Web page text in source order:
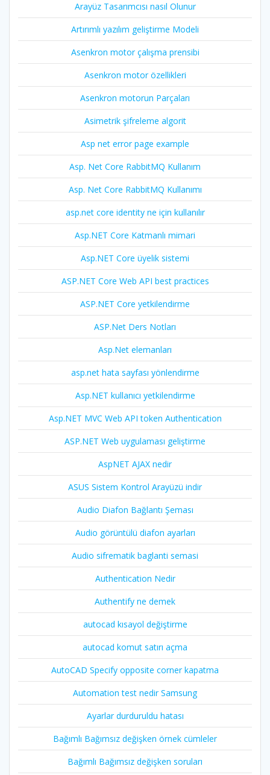
Arayüz Tasarımcısı nasıl Olunur
Artırımlı yazılım geliştirme Modeli
Asenkron motor çalışma prensibi
Asenkron motor özellikleri
Asenkron motorun Parçaları
Asimetrik şifreleme algorit
Asp net error page example
Asp. Net Core RabbitMQ Kullanım
Asp. Net Core RabbitMQ Kullanımı
asp.net core identity ne için kullanılır
Asp.NET Core Katmanlı mimari
Asp.NET Core üyelik sistemi
ASP.NET Core Web API best practices
ASP.NET Core yetkilendirme
ASP.Net Ders Notları
Asp.Net elemanları
asp.net hata sayfası yönlendirme
Asp.NET kullanıcı yetkilendirme
Asp.NET MVC Web API token Authentication
ASP.NET Web uygulaması geliştirme
AspNET AJAX nedir
ASUS Sistem Kontrol Arayüzü indir
Audio Diafon Bağlantı Şeması
Audio görüntülü diafon ayarları
Audio sifrematik baglanti semasi
Authentication Nedir
Authentify ne demek
autocad kısayol değiştirme
autocad komut satırı açma
AutoCAD Specify opposite corner kapatma
Automation test nedir Samsung
Ayarlar durduruldu hatası
Bağımlı Bağımsız değişken örnek cümleler
Bağımlı Bağımsız değişken soruları